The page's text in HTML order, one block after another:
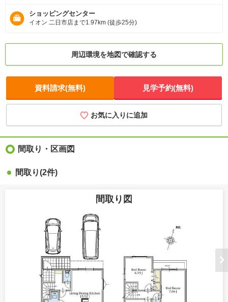
ショッピングセンター
イオン 二日市店まで1.97km (徒歩25分)
周辺環境を地図で確認する
資料請求(無料) 見学予約(無料)
お気に入りに追加
間取り・区画図
間取り(2件)
間取り図